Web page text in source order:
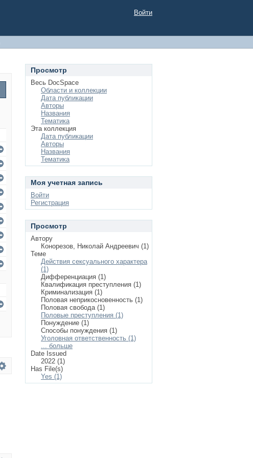
Войти
Просмотр
Весь DocSpace
Области и коллекции
Дата публикации
Авторы
Названия
Тематика
Эта коллекция
Дата публикации
Авторы
Названия
Тематика
Моя учетная запись
Войти
Регистрация
Просмотр
Автору
Конорезов, Николай Андреевич (1)
Теме
Действия сексуального характера
(1)
Дифференциация (1)
Квалификация преступления (1)
Криминализация (1)
Половая неприкосновенность (1)
Половая свобода (1)
Половые преступления (1)
Понуждение (1)
Способы понуждения (1)
Уголовная ответственность (1)
... больше
Date Issued
2022 (1)
Has File(s)
Yes (1)